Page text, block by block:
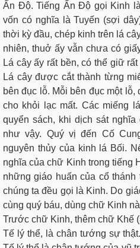
Ấn Độ. Tiếng Ấn Độ gọi Kinh
vốn có nghĩa là Tuyến (sợi
thời kỳ đầu, chép kinh trên lá
nhiên, thuở ấy vẫn chưa có
Lá cây ấy rất bền, có thể giữ
Lá cây được cắt thành từng
bên đục lỗ. Mỗi bên đục một
cho khỏi lạc mất. Các miếng
quyển sách, khi dịch sát
như vậy. Quý vị đến Cố
nguyên thủy của kinh lá Bối.
nghĩa của chữ Kinh trong tiếng
những giáo huấn của cổ
chúng ta đều gọi là Kinh. Do
cùng quý báu, dùng chữ Kinh
Trước chữ Kinh, thêm chữ Khế
Tế lý thể, là chân tướng sự